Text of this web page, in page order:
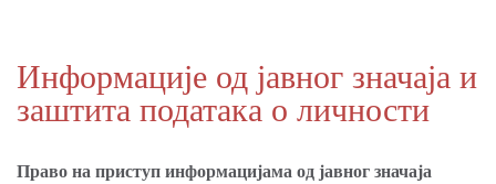
Информације од јавног значаја и
заштита података о личности
Право на приступ информацијама од јавног значаја